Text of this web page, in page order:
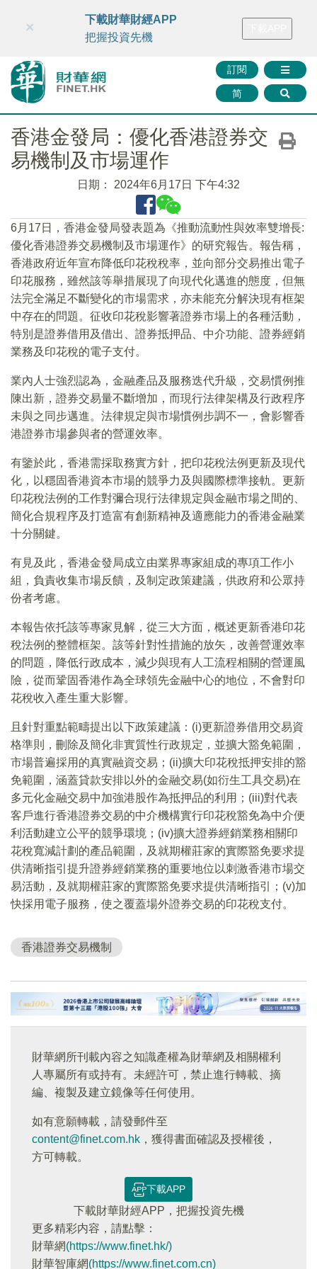
財華智庫網 FINTV FINMETA 財華證券 媒體矩陣
訂閱
简
×
下載財華財經APP
把握投資先機
香港金發局：優化香港證券交
易機制及市場運作
日期： 2024年6月17日 下午4:32
6月17日，香港金發局發表題為《推動流動性與效率雙增長:
優化香港證券交易機制及市場運作》的研究報告。報告稱，
香港政府近年宣布降低印花稅稅率，並向部分交易推出電子
印花服務，雖然該等舉措展現了向現代化邁進的態度，但無
法完全滿足不斷變化的市場需求，亦未能充分解決現有框架
中存在的問題。征收印花稅影響著證券市場上的各種活動，
特別是證券借用及借出、證券抵押品、中介功能、證券經銷
業務及印花稅的電子支付。
業內人士強烈認為，金融產品及服務迭代升級，交易慣例推
陳出新，證券交易量不斷增加，而現行法律架構及行政程序
未與之同步邁進。法律規定與市場慣例步調不一，會影響香
港證券市場參與者的營運效率。
有鑒於此，香港需採取務實方針，把印花稅法例更新及現代
化，以穩固香港資本市場的競爭力及與國際標準接軌。更新
印花稅法例的工作對彌合現行法律規定與金融市場之間的、
簡化合規程序及打造富有創新精神及適應能力的香港金融業
十分關鍵。
有見及此，香港金發局成立由業界專家組成的專項工作小
組，負責收集市場反饋，及制定政策建議，供政府和公眾持
份者考慮。
本報告依托該等專家見解，從三大方面，概述更新香港印花
稅法例的整體框架。該等針對性措施的放矢，改善營運效率
的問題，降低行政成本，減少與現有人工流程相關的營運風
險，從而鞏固香港作為全球領先金融中心的地位，不會對印
花稅收入產生重大影響。
且針對重點範疇提出以下政策建議：(i)更新證券借用交易資
格準則，刪除及簡化非實質性行政規定，並擴大豁免範圍，
市場普遍採用的真實融資交易；(ii)擴大印花稅抵押安排的豁
免範圍，涵蓋貸款安排以外的金融交易(如衍生工具交易)在
多元化金融交易中加強港股作為抵押品的利用；(iii)對代表
客戶進行香港證券交易的中介機構實行印花稅豁免為中介便
利活動建立公平的競爭環境；(iv)擴大證券經銷業務相關印
花稅寬減計劃的產品範圍，及就期權莊家的實際豁免要求提
供清晰指引提升證券經銷業務的重要地位以刺激香港市場交
易活動，及就期權莊家的實際豁免要求提供清晰指引；(v)加
快採用電子服務，使之覆蓋場外證券交易的印花稅支付。
香港證券交易機制
財華網所刊載內容之知識產權為財華網及相關權利
人專屬所有或持有。未經許可，禁止進行轉載、摘
編、複製及建立鏡像等任何使用。
如有意願轉載，請發郵件至
content@finet.com.hk ，獲得書面確認及授權後，
方可轉載。
下載APP
下載財華財經APP，把握投資先機
更多精彩内容，請點擊：
財華網(https://www.finet.hk/)
財華智庫網(https://www.finet.com.cn)